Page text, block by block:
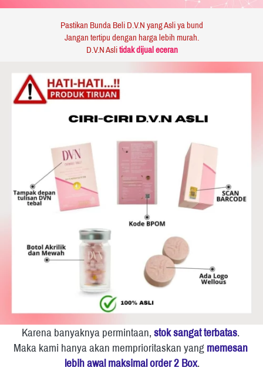
Pastikan Bunda Beli D.V.N yang Asliya bund
Jangan tertipu dengan harga lebih murah.
D.V.N Aslitidak dijual eceran
Karena banyaknya permintaan, stok sangat terbatas.
Maka kami hanya akan memprioritaskan yang memesan
lebih awal maksimal order 2 Box.